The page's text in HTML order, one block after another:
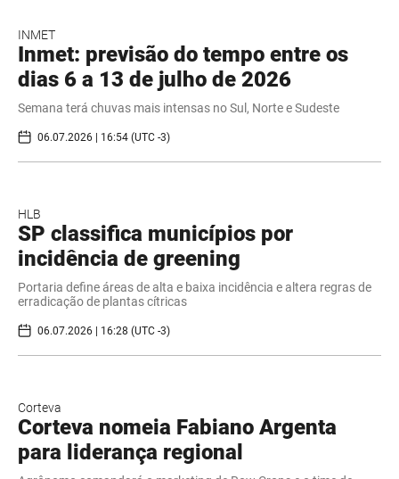
INMET
Inmet: previsão do tempo entre os
dias 6 a 13 de julho de 2026
Semana terá chuvas mais intensas no Sul, Norte e Sudeste
06.07.2026 | 16:54 (UTC -3)
HLB
SP classifica municípios por
incidência de greening
Portaria define áreas de alta e baixa incidência e altera regras de
erradicação de plantas cítricas
06.07.2026 | 16:28 (UTC -3)
Corteva
Corteva nomeia Fabiano Argenta
para liderança regional